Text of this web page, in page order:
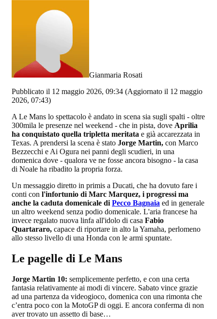
Gianmaria Rosati
Pubblicato il 12 maggio 2026, 09:34 (Aggiornato il 12 maggio
2026, 07:43)
A Le Mans lo spettacolo è andato in scena sia sugli spalti - oltre
300mila le presenze nel weekend - che in pista, dove Aprilia
ha conquistato quella tripletta meritata e già accarezzata in
Texas. A prendersi la scena è stato Jorge Martin, con Marco
Bezzecchi e Ai Ogura nei panni degli scudieri, in una
domenica dove - qualora ve ne fosse ancora bisogno - la casa
di Noale ha ribadito la propria forza.
Un messaggio diretto in primis a Ducati, che ha dovuto fare i
conti con l'infortunio di Marc Marquez, i progressi ma
anche la caduta domenicale di Pecco Bagnaia ed in generale
un altro weekend senza podio domenicale. L'aria francese ha
invece regalato nuova linfa all'idolo di casa Fabio
Quartararo, capace di riportare in alto la Yamaha, perlomeno
allo stesso livello di una Honda con le armi spuntate.
Le pagelle di Le Mans
Jorge Martin 10: semplicemente perfetto, e con una certa
fantasia relativamente ai modi di vincere. Sabato vince grazie
ad una partenza da videogioco, domenica con una rimonta che
c’entra poco con la MotoGP di oggi. E ancora conferma di non
aver trovato un assetto di base…